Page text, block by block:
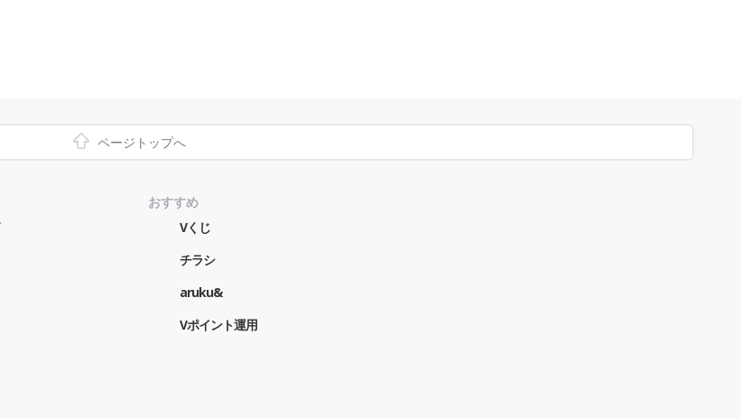
ページトップへ
おすすめ
Vくじ
チラシ
aruku&
Vポイント運用